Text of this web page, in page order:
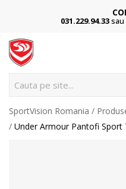
031.229.94.33
Cauta pe site...
SportVision Romania
Under Armour Pantofi Sport